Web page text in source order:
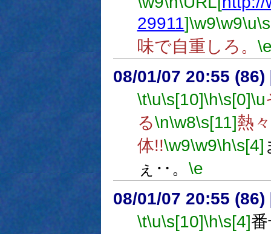
29911]\w9\w9\u
味で自重しろ。
08/01/07 20:55 (86)
\t\u\s[10]\h\s[0]\u
る\n\w8\s[11]熱
体!!\w9\w9\h\s[4]
ぇ‥。 \e
08/01/07 20:55 (86)
\t\u\s[10]\h\s[4]